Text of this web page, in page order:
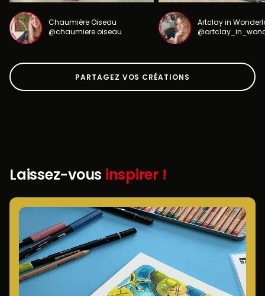
Chaumière Oiseau
@chaumiere.oiseau
Artclay in
PARTAGEZ VOS CRÉATIONS
Laissez-vous inspirer !